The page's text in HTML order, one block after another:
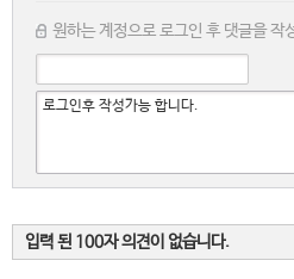
원하는 계정으로 로그인 후 댓글을 작
입력 된 100자 의견이 없습니다.